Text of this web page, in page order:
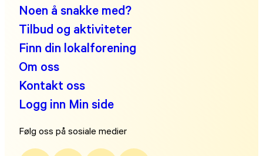
Noen å snakke med?
Tilbud og aktiviteter
Finn din lokalforening
Om oss
Kontakt oss
Logg inn Min side
Følg oss på sosiale medier